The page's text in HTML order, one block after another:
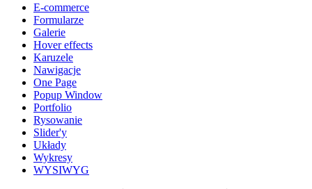
E-commerce
Formularze
Galerie
Hover effects
Karuzele
Nawigacje
One Page
Popup Window
Portfolio
Rysowanie
Slider'y
Układy
Wykresy
WYSIWYG